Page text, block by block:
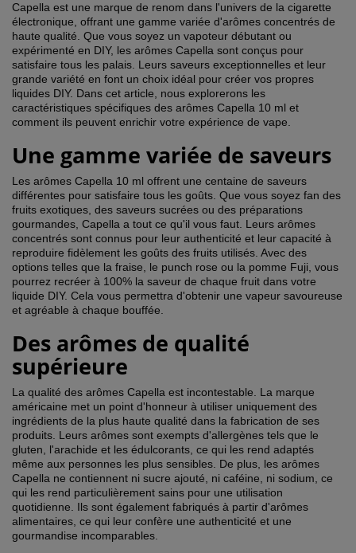
Capella est une marque de renom dans l'univers de la cigarette
électronique, offrant une gamme variée d'arômes concentrés de
haute qualité. Que vous soyez un vapoteur débutant ou
expérimenté en DIY, les arômes Capella sont conçus pour
satisfaire tous les palais. Leurs saveurs exceptionnelles et leur
grande variété en font un choix idéal pour créer vos propres
liquides DIY. Dans cet article, nous explorerons les
caractéristiques spécifiques des arômes Capella 10 ml et
comment ils peuvent enrichir votre expérience de vape.
Une gamme variée de saveurs
Les arômes Capella 10 ml offrent une centaine de saveurs
différentes pour satisfaire tous les goûts. Que vous soyez fan des
fruits exotiques, des saveurs sucrées ou des préparations
gourmandes, Capella a tout ce qu'il vous faut. Leurs arômes
concentrés sont connus pour leur authenticité et leur capacité à
reproduire fidèlement les goûts des fruits utilisés. Avec des
options telles que la fraise, le punch rose ou la pomme Fuji, vous
pourrez recréer à 100% la saveur de chaque fruit dans votre
liquide DIY. Cela vous permettra d'obtenir une vapeur savoureuse
et agréable à chaque bouffée.
Des arômes de qualité
supérieure
La qualité des arômes Capella est incontestable. La marque
américaine met un point d'honneur à utiliser uniquement des
ingrédients de la plus haute qualité dans la fabrication de ses
produits. Leurs arômes sont exempts d'allergènes tels que le
gluten, l'arachide et les édulcorants, ce qui les rend adaptés
même aux personnes les plus sensibles. De plus, les arômes
Capella ne contiennent ni sucre ajouté, ni caféine, ni sodium, ce
qui les rend particulièrement sains pour une utilisation
quotidienne. Ils sont également fabriqués à partir d'arômes
alimentaires, ce qui leur confère une authenticité et une
gourmandise incomparables.